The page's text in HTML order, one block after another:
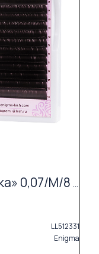
Ресницы Enigma цвет «Мокка» 0,07/M/8 mm (16 линий)
LL512331
Enigma